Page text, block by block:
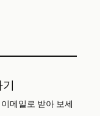
메일로 받아 보세